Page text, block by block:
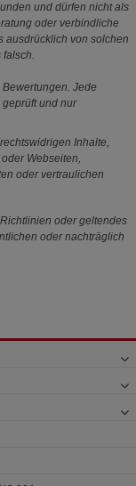
und dürfen nicht als
oder verbindliche
ausdrücklich von solchen
Jede
und nur
Inhalte,
Webseiten,
oder vertraulichen
oder geltendes
oder nachträglich